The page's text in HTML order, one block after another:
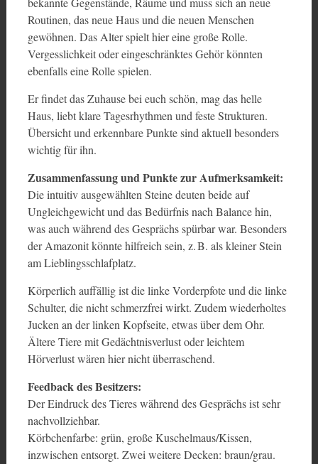
Routinen, das neue Haus und die neuen Menschen
gewöhnen. Das Alter spielt hier eine große Rolle.
Vergesslichkeit oder eingeschränktes Gehör könnten
ebenfalls eine Rolle spielen.
Er findet das Zuhause bei euch schön, mag das helle
Haus, liebt klare Tagesrhythmen und feste Strukturen.
Übersicht und erkennbare Punkte sind aktuell besonders
wichtig für ihn.
Zusammenfassung und Punkte zur Aufmerksamkeit:
Die intuitiv ausgewählten Steine deuten beide auf
Ungleichgewicht und das Bedürfnis nach Balance hin,
was auch während des Gesprächs spürbar war. Besonders
der Amazonit könnte hilfreich sein, z. B. als kleiner Stein
am Lieblingsschlafplatz.
Körperlich auffällig ist die linke Vorderpfote und die linke
Schulter, die nicht schmerzfrei wirkt. Zudem wiederholtes
Jucken an der linken Kopfseite, etwas über dem Ohr.
Ältere Tiere mit Gedächtnisverlust oder leichtem
Hörverlust wären hier nicht überraschend.
Feedback des Besitzers:
Der Eindruck des Tieres während des Gesprächs ist sehr
nachvollziehbar.
Körbchenfarbe: grün, große Kuschelmaus/Kissen,
inzwischen entsorgt. Zwei weitere Decken: braun/grau.